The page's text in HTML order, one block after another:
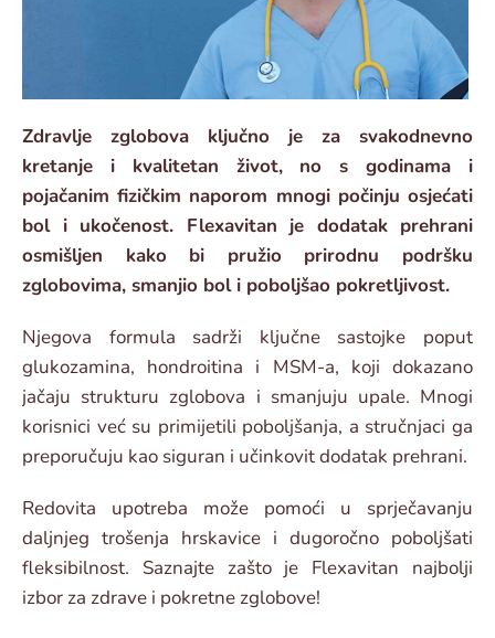
Zdravlje zglobova ključno je za svakodnevno
kretanje i kvalitetan život, no s godinama i
pojačanim fizičkim naporom mnogi počinju osjećati
bol i ukočenost. Flexavitan je dodatak prehrani
osmišljen kako bi pružio prirodnu podršku
zglobovima, smanjio bol i poboljšao pokretljivost.
Njegova formula sadrži ključne sastojke poput
glukozamina, hondroitina i MSM-a, koji dokazano
jačaju strukturu zglobova i smanjuju upale. Mnogi
korisnici već su primijetili poboljšanja, a stručnjaci ga
preporučuju kao siguran i učinkovit dodatak prehrani.
Redovita upotreba može pomoći u sprječavanju
daljnjeg trošenja hrskavice i dugoročno poboljšati
fleksibilnost. Saznajte zašto je Flexavitan najbolji
izbor za zdrave i pokretne zglobove!